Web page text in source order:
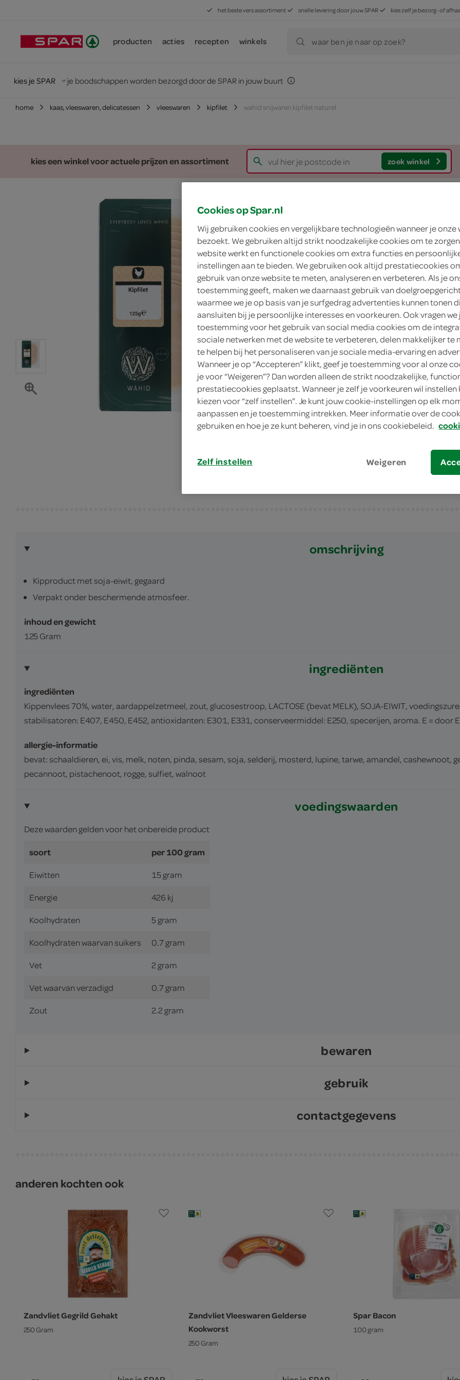
het beste vers assortiment snelle levering door jouw SPAR kies zelf je bezorg- of
producten acties recepten winkels waar ben je naar op zoek?
kies je SPAR je boodschappen worden bezorgd door de SPAR in jouw buurt
home kaas, vleeswaren, delicatessen vleeswaren kipfilet wahid snijwaren kipfilet naturel
kies een winkel voor actuele prijzen en assortiment zoek winkel
Wahid snijwaren
Wahid
2.
99
125 Gram
in winkelmand
Let op: aanbiedingen zijn niet
verwerkt in de winkelmand.
gegarandeerd halal
is gerookt
boterham met kipfilet
omschrijving
Kipproduct met soja-eiwit, gegaard
Verpakt onder beschermende atmosfeer.
inhoud en gewicht
125 Gram
ingrediënten
ingrediënten
Kippenvlees 70%, water, aardappelzetmeel, zout, glucosestroop, LACTOSE (bevat MELK), SOJA-EIWIT,
stabilisatoren: E407, E450, E452, antioxidanten: E301, E331, conserveermiddel: E250, specerijen, aroma. E = door
allergie-informatie
bevat: schaaldieren, ei, vis, melk, noten, pinda, sesam, soja, selderij, mosterd, lupine, tarwe, amandel,
pecannoot, pistachenoot, rogge, sulfiet, walnoot
voedingswaarden
Deze waarden gelden voor het onbereide product
soort per 100 gram
Eiwitten 15 gram
Energie 426 kj
Koolhydraten 5 gram
Koolhydraten waarvan suikers 0.7 gram
Vet 2 gram
Vet waarvan verzadigd 0.7 gram
Zout 2.2 gram
bewaren
gebruik
contactgegevens
anderen kochten ook
Zandvliet Gegrild Gehakt
250 Gram
Zandvliet Vleeswaren Gelderse
Kookworst
250 Gram
Spar Bacon
100 gram
Cookies op Spar.nl
Wij gebruiken cookies en vergelijkbare technologieën wanneer je onze
bezoekt. We gebruiken altijd strikt noodzakelijke cookies om te
website werkt en functionele cookies om extra functies en
instellingen aan te bieden. We gebruiken ook altijd prestatiecookies
gebruik van onze website te meten, analyseren en verbeteren. Als je
toestemming geeft, maken we daarnaast gebruik van
waarmee we je op basis van je surfgedrag advertenties kunnen tonen
aansluiten bij je persoonlijke interesses en voorkeuren. Ook vragen we
toestemming voor het gebruik van social media cookies om de
sociale netwerken met de website te verbeteren, delen makkelijker te
te helpen bij het personaliseren van je sociale media-ervaring en
Wanneer je op “Accepteren” klikt, geef je toestemming voor al onze
je voor “Weigeren”? Dan worden alleen de strikt noodzakelijke,
prestatiecookies geplaatst. Wanneer je zelf je voorkeuren wil instellen
kiezen voor “zelf instellen”. Je kunt jouw cookie-instellingen op elk
aanpassen en je toestemming intrekken. Meer informatie over de
gebruiken en hoe je ze kunt beheren, vind je in ons cookiebeleid.
Zelf instellen Weigeren